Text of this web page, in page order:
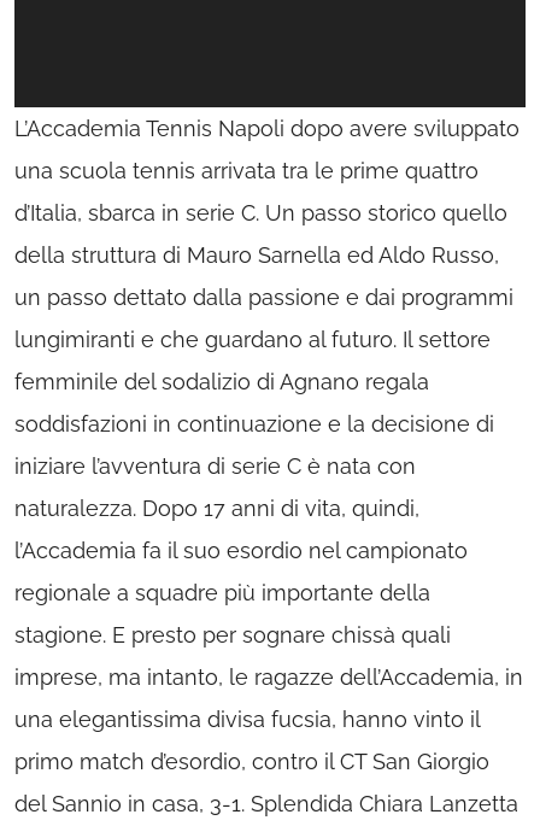
L’Accademia Tennis Napoli dopo avere sviluppato
una scuola tennis arrivata tra le prime quattro
d’Italia, sbarca in serie C. Un passo storico quello
della struttura di Mauro Sarnella ed Aldo Russo,
un passo dettato dalla passione e dai programmi
lungimiranti e che guardano al futuro. Il settore
femminile del sodalizio di Agnano regala
soddisfazioni in continuazione e la decisione di
iniziare l’avventura di serie C è nata con
naturalezza. Dopo 17 anni di vita, quindi,
l’Accademia fa il suo esordio nel campionato
regionale a squadre più importante della
stagione. E presto per sognare chissà quali
imprese, ma intanto, le ragazze dell’Accademia, in
una elegantissima divisa fucsia, hanno vinto il
primo match d’esordio, contro il CT San Giorgio
del Sannio in casa, 3-1. Splendida Chiara Lanzetta